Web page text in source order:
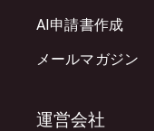
AI申請書作成
メールマガジン
運営会社